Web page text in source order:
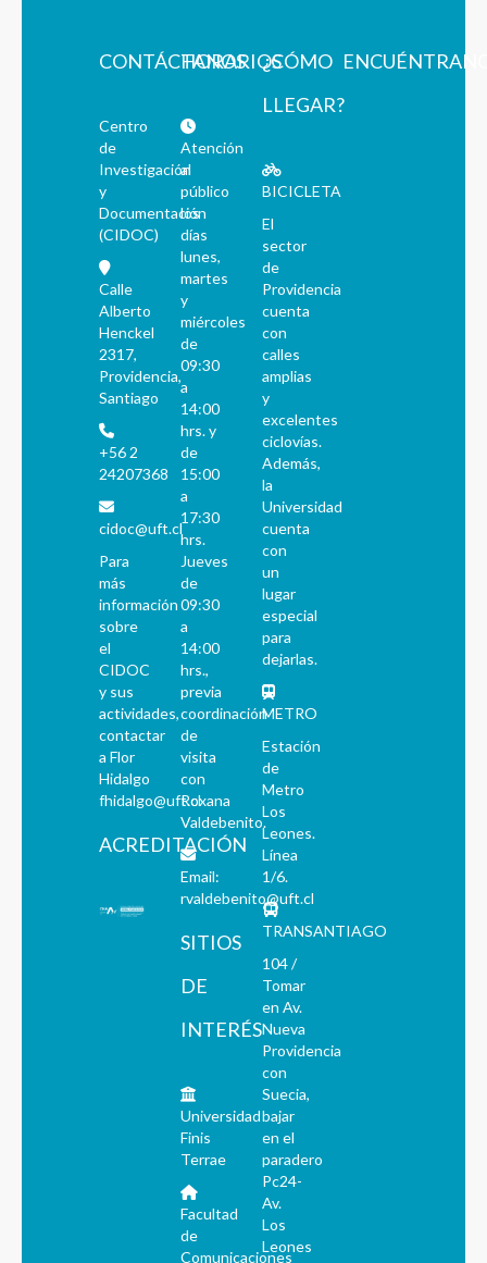
CONTÁCTANOS
Centro
de
Investigación
y
Documentación
(CIDOC)
Calle
Alberto
Henckel
2317,
Providencia,
Santiago
+56 2
24207368
cidoc@uft.cl
Para
más
información
sobre
el
CIDOC
y sus
actividades,
contactar
a Flor
Hidalgo
fhidalgo@uft.cl
ACREDITACIÓN
HORARIOS
Atención
al
público
los
días
lunes,
martes
y
miércoles
de
09:30
a
14:00
hrs. y
de
15:00
a
17:30
hrs.
Jueves
de
09:30
a
14:00
hrs.,
previa
coordinación
de
visita
con
Roxana
Valdebenito.
Email:
rvaldebenito@uft.cl
SITIOS
DE
INTERÉS
Universidad
Finis
Terrae
Facultad
de
Comunicaciones
¿CÓMO
LLEGAR?
BICICLETA
El
sector
de
Providencia
cuenta
con
calles
amplias
y
excelentes
ciclovías.
Además,
la
Universidad
cuenta
con
un
lugar
especial
para
dejarlas.
METRO
Estación
de
Metro
Los
Leones.
Línea
1/6.
TRANSANTIAGO
104 /
Tomar
en Av.
Nueva
Providencia
con
Suecia,
bajar
en el
paradero
Pc24-
Av.
Los
Leones